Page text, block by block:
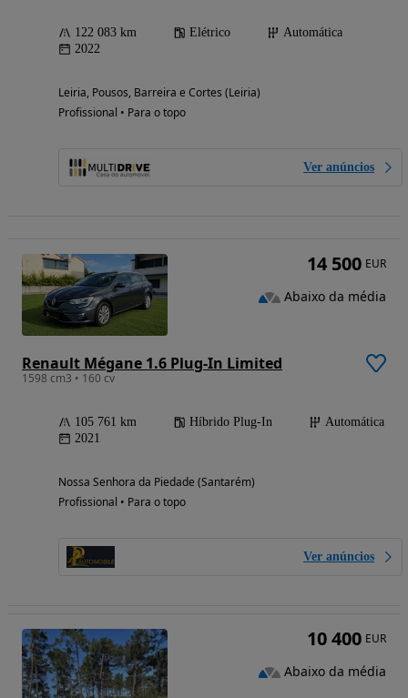
122 083 km Elétrico
Automática
2022
Leiria, Pousos, Barreira e Cortes (Leiria)
Profissional • Para o topo
Ver anúncios
Renault Mégane 1.6 Plug-In Limited
1598 cm3 • 160 cv
105 761 km Híbrido Plug-In
Automática
2021
Nossa Senhora da Piedade (Santarém)
Profissional • Para o topo
Ver anúncios
14 500 EUR
Abaixo da média
10 400 EUR
Abaixo da média